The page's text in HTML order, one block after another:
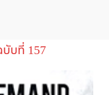
บที่ 157